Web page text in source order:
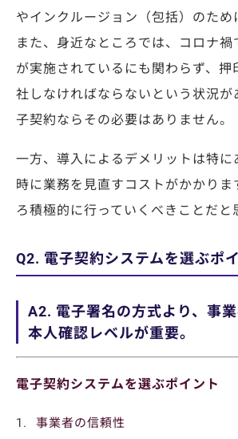
やインクルージョン（包括）のため
また、身近なところでは、コロナ禍
が実施されているにも関わらず、押
社しなければならないという状況が
子契約ならその必要はありません。
一方、導入によるデメリットは特に
時に業務を見直すコストがかかりま
ろ積極的に行っていくべきことだと
Q2. 電子契約システムを選ぶポ
A2. 電子署名の方式より、事
本人確認レベルが重要。
電子契約システムを選ぶポイント
事業者の信頼性